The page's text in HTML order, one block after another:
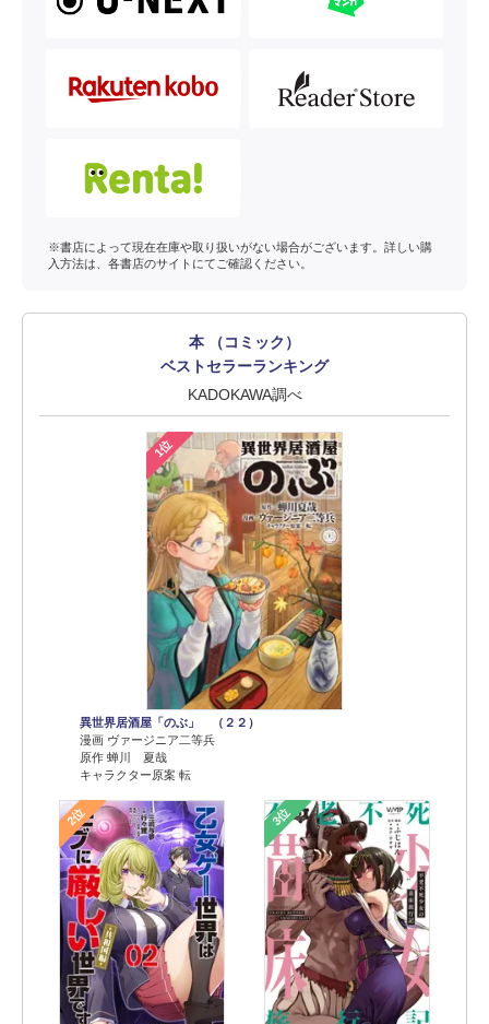
※書店によって現在在庫や取り扱いがない場合がございます。詳しい購
入方法は、各書店のサイトにてご確認ください。
本 （コミック）
ベストセラーランキング
KADOKAWA調べ
1位
異世界居酒屋「のぶ」 （２２）
漫画 ヴァージニア二等兵
原作 蝉川 夏哉
キャラクター原案 転
2位 3位